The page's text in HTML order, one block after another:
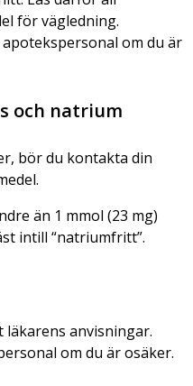
för vägledning.
om du är
och natrium
bör du kontakta din
än 1 mmol (23 mg)
intill “natriumfritt”.
läkarens anvisningar.
om du är osäker.